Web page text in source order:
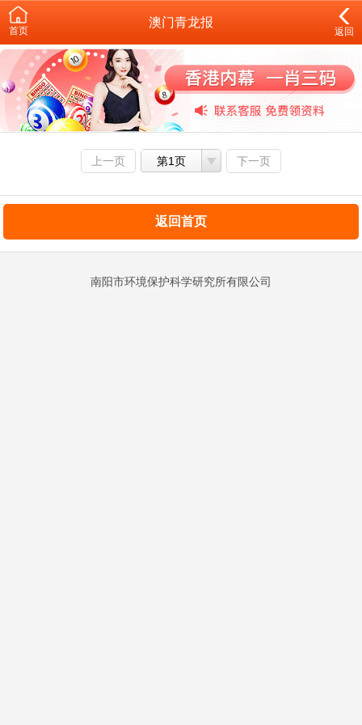
首页
澳门青龙报
返回
上一页 第1页 下一页
返回首页
南阳市环境保护科学研究所有限公司